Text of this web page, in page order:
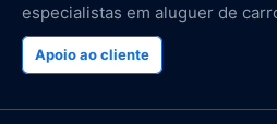
especialistas em aluguer de
Apoio ao cliente